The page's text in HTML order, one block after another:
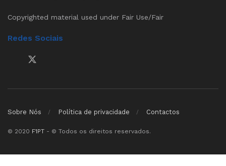
Copyrighted material used under Fair Use/Fair
Redes Sociais
Sobre Nós Política de privacidade Contactos
© 2020 F1PT - © Todos os direitos reservados.